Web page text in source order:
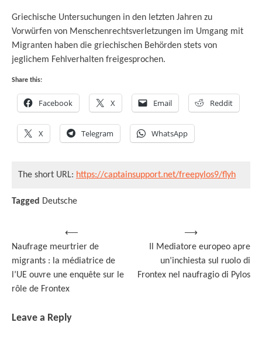
Griechische Untersuchungen in den letzten Jahren zu
Vorwürfen von Menschenrechtsverletzungen im Umgang mit
Migranten haben die griechischen Behörden stets von
jeglichem Fehlverhalten freigesprochen.
Share this:
Facebook X Email Reddit
X Telegram WhatsApp
The short URL: https://captainsupport.net/freepylos9/flyh
Tagged Deutsche
navigation
⟵
Naufrage meurtrier de
migrants : la médiatrice de
l’UE ouvre une enquête sur le
rôle de Frontex
Il Mediatore europeo apre
un’inchiesta sul ruolo di
Frontex nel naufragio di Pylos
⟶
Leave a Reply